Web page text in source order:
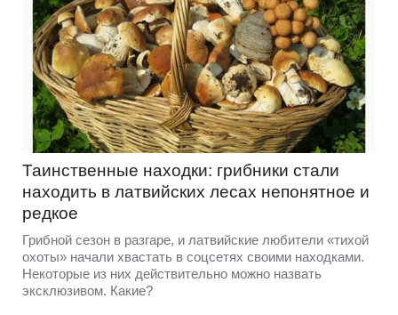
Таинственные находки: грибники стали
находить в латвийских лесах непонятное и
редкое
Грибной сезон в разгаре, и латвийские любители «тихой
охоты» начали хвастать в соцсетях своими находками.
Некоторые из них действительно можно назвать
эксклюзивом. Какие?